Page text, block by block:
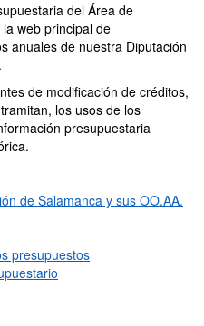
del Área de
web principal de
anuales de nuestra Diputación
de modificación de créditos,
los usos de los
presupuestaria
de Salamanca y sus OO.AA.
presupuestos